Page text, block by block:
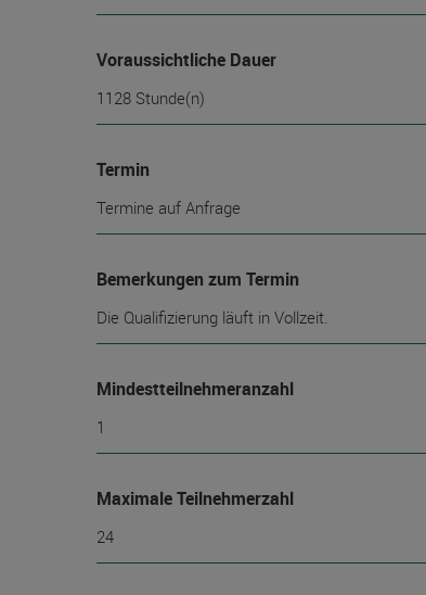
Voraussichtliche Dauer
1128 Stunde(n)
Termin
Termine auf Anfrage
Bemerkungen zum Termin
Die Qualifizierung läuft in Vollzeit.
Mindest­teilnehmer­anzahl
1
Maximale Teilnehmerzahl
24